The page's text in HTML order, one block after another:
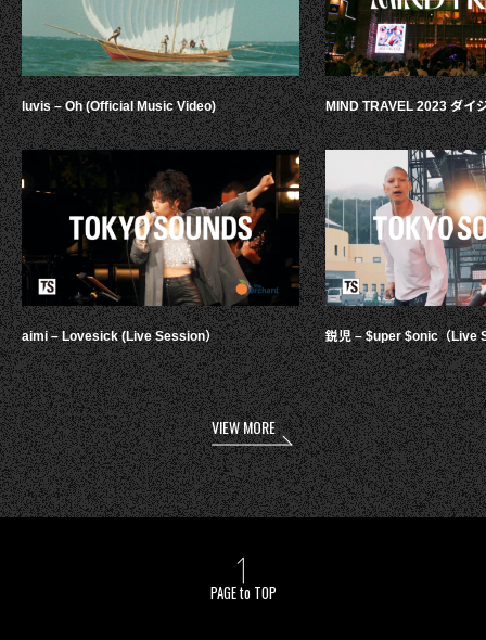
luvis – Oh (Official Music Video)
aimi – Lovesick (Live Session）
MIND TRAVEL 2023 ダイ
鋭児 – $uper $onic（Live
VIEW MORE
PAGE to TOP